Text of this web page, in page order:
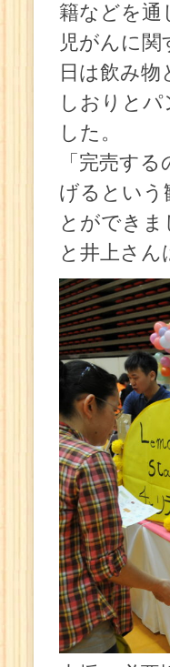
籍などを通
児がんに
日は飲み
しおりと
した。
「完売す
げるという
とができま
と井上さん